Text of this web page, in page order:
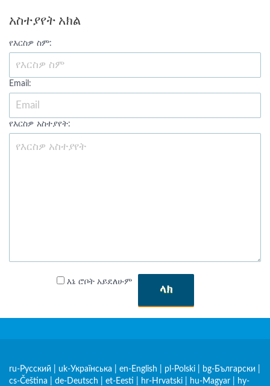
አስተያየት አክል
የእርስዎ ስም:
Email:
የእርስዎ አስተያየት:
እኔ ሮቦት አይደለሁም
ላክ
ru-Русский uk-Українська en-English pl-Polski bg-Български
cs-Čeština
de-Deutsch et-Eesti hr-Hrvatski hu-Magyar
hy-